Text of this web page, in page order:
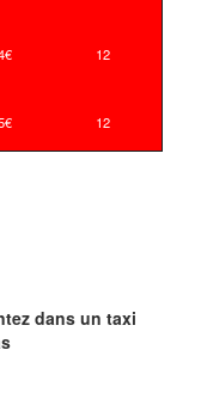
12
12
dans un taxi